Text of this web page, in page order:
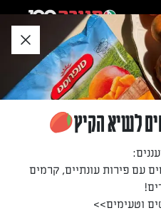
לשיא הקיץ
עם פירות עונתיים, קרמים
וטעימים>>